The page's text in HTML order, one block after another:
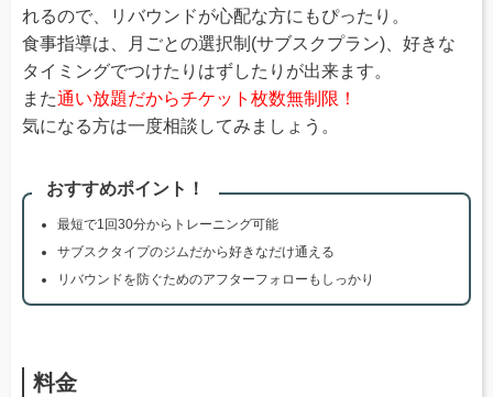
れるので、リバウンドが心配な方にもぴったり。
食事指導は、月ごとの選択制(サブスクプラン)、好きな
タイミングでつけたりはずしたりが出来ます。
また通い放題だからチケット枚数無制限！
気になる方は一度相談してみましょう。
おすすめポイント！
最短で1回30分からトレーニング可能
サブスクタイプのジムだから好きなだけ通える
リバウンドを防ぐためのアフターフォローもしっかり
料金